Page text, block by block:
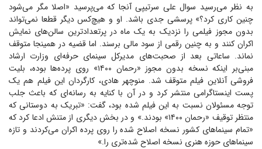
به نظر می‌رسید سوال علی سرتیپی آنجا که می‌پرسید «اصلا مگر می‌شود
چنین کاری کرد؟» پرسشی جدی باشد. او و هیچ‌کس دیگر قطعا نمی‌تواند
بدون مجوز فیلمی را نزدیک به یک ماه در پرتعدادترین سالن‌های نمایش
اکران کنند و به چنین رقمی از سود مالی برسند. اما قضیه در همینجا متوقف
نماند. ساعاتی بعد از صحبت‌های مدیرکل سینمای حرفه‌ای وزارت ارشاد
مبنی‌بر اینکه نسخه بدون مجوز «رحمان ۱۴۰۰» روی پرده‌ها بوده، بلیت
فروشی آنلاین فیلم متوقف شد. منوچهر هادی، کارگردان این فیلم هم یک
پست اینستاگرامی منتشر کرد و در آن با کنایه به رسانه‌ای که باعث جلب
توجه مسئولان نسبت به این فیلم شده بود، گفت: «تبریک به دوستانی که
منتظر توقیف «رحمان ۱۴۰۰» بودند.» و در بخش دیگری از متنش ادعا کرد که
«تمام سینما‌های کشور نسخه اصلاح شده را روی پرده اکران می‌کردند و تازه
سینما‌های حوزه هنری نسخه اصلاح شده‌تری را.»